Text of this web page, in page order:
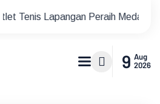
Peraih Medali di Ajang Porprov
9 Aug
2026